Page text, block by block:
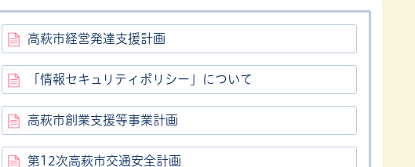
高萩市経営発達支援計画
「情報セキュリティポリシー」について
高萩市創業支援等事業計画
第12次高萩市交通安全計画